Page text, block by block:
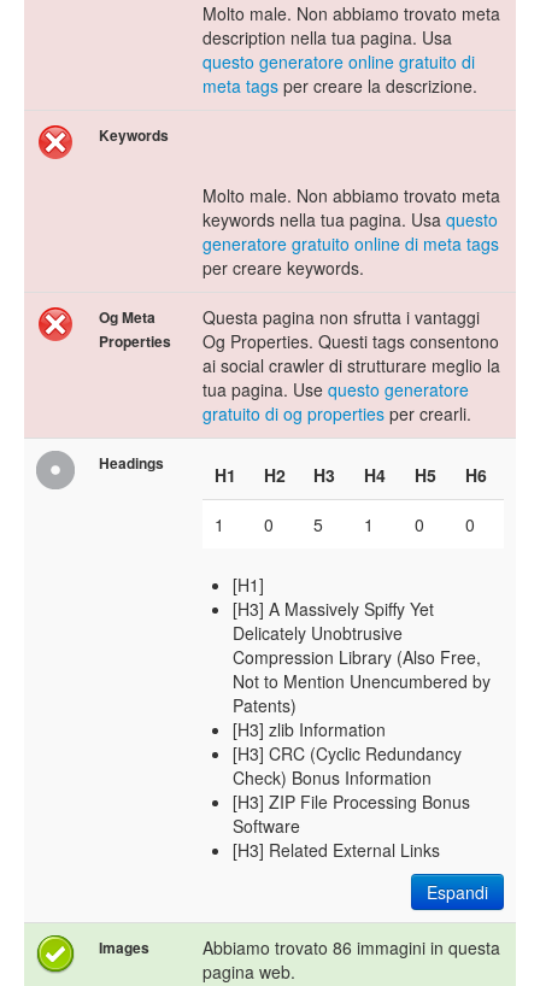
Molto male. Non abbiamo trovato meta
description nella tua pagina. Usa
questo generatore online gratuito di
meta tags per creare la descrizione.
Keywords
Molto male. Non abbiamo trovato meta
keywords nella tua pagina. Usa questo
generatore gratuito online di meta tags
per creare keywords.
Og Meta
Properties
Questa pagina non sfrutta i vantaggi
Og Properties. Questi tags consentono
ai social crawler di strutturare meglio la
tua pagina. Use questo generatore
gratuito di og properties per crearli.
Headings H1 H2 H3 H4 H5 H6
1 0 5 1 0 0
[H1]
[H3] A Massively Spiffy Yet
Delicately Unobtrusive
Compression Library (Also Free,
Not to Mention Unencumbered by
Patents)
[H3] zlib Information
[H3] CRC (Cyclic Redundancy
Check) Bonus Information
[H3] ZIP File Processing Bonus
Software
[H3] Related External Links
Espandi
Images
Abbiamo trovato 86 immagini in questa
pagina web.